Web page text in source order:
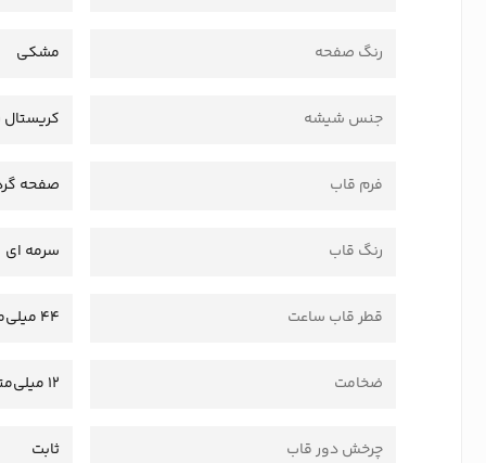
رنگ صفحه مشکی
جنس شیشه
فرم قاب صفحه
رنگ قاب سرمه ای
قطر قاب ساعت 44 میلی‌متر
ضخامت 12 میلی‌متر
چرخش دور قاب ثابت